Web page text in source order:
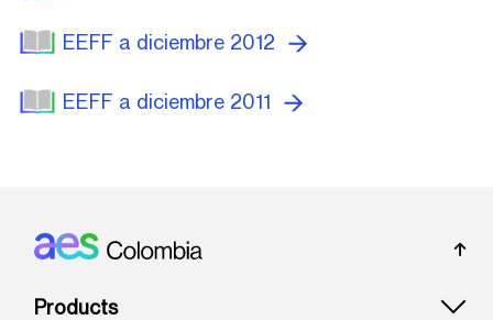
EEFF a diciembre 2012
EEFF a diciembre 2011
Footer: Colombia
Products